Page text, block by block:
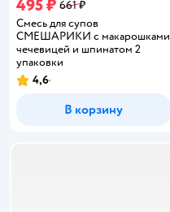
495 ₽ 661 ₽
Смесь для супов
СМЕШАРИКИ с макарошками
чечевицей и шпинатом 2
упаковки
Рейтинг:
4,6
В корзину